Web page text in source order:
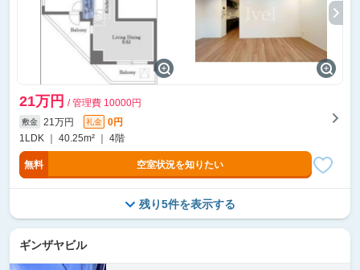
21万円 / 管理費 10000円
敷金 21万円 礼金
0円
1LDK ｜ 40.25m² ｜ 4階
無料 空室状況を知りたい
残り5件を表示する
ギンザヤビル